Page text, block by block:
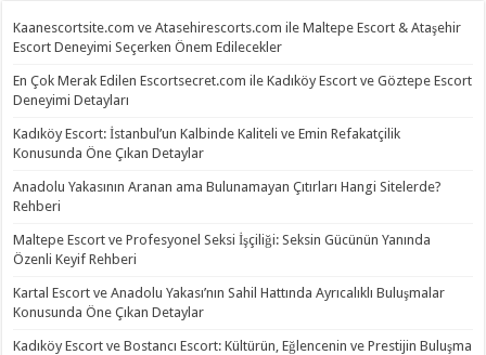
Kaanescortsite.com ve Atasehirescorts.com ile Maltepe Escort & Ataşehir
Escort Deneyimi Seçerken Önem Edilecekler
En Çok Merak Edilen Escortsecret.com ile Kadıköy Escort ve Göztepe Escort
Deneyimi Detayları
Kadıköy Escort: İstanbul’un Kalbinde Kaliteli ve Emin Refakatçilik
Konusunda Öne Çıkan Detaylar
Anadolu Yakasının Aranan ama Bulunamayan Çıtırları Hangi Sitelerde?
Rehberi
Maltepe Escort ve Profesyonel Seksi İşçiliği: Seksin Gücünün Yanında
Özenli Keyif Rehberi
Kartal Escort ve Anadolu Yakası’nın Sahil Hattında Ayrıcalıklı Buluşmalar
Konusunda Öne Çıkan Detaylar
Kadıköy Escort ve Bostancı Escort: Kültürün, Eğlencenin ve Prestijin Buluşma